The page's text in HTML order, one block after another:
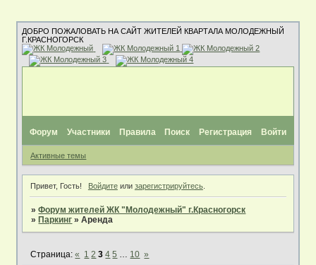
ДОБРО ПОЖАЛОВАТЬ НА САЙТ ЖИТЕЛЕЙ КВАРТАЛА МОЛОДЕЖНЫЙ
Г.КРАСНОГОРСК
Форум Участники Правила Поиск Регистрация Войти
Активные темы
Привет, Гость! Войдитеили зарегистрируйтесь.
»Форум жителей ЖК "Молодежный" г.Красногорск
» Паркинг »Аренда
Страница:« 1 2 3 4 5 10 »